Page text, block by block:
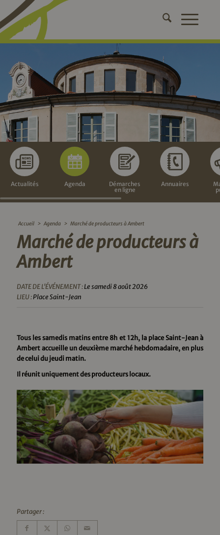
Actualités Agenda
Démarches
en ligne
Annuaires
Accueil > Agenda > Marché de producteurs à Ambert
Marché de producteurs à
Ambert
DATE DE L'ÉVÉNEMENT :Le samedi 8 août 2026
LIEU :Place Saint-Jean
Tous les samedis matins entre 8h et 12h, la place Saint-Jean à
Ambert accueille un deuxième marché hebdomadaire, en plus
de celui du jeudi matin.
Il réunit uniquement des producteurs locaux.
Partager :